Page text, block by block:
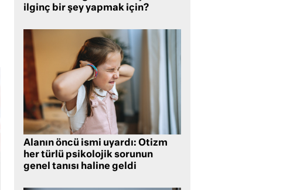
ilginç bir şey yapmak için?
Alanın öncü ismi uyardı: Otizm
her türlü psikolojik sorunun
genel tanısı haline geldi